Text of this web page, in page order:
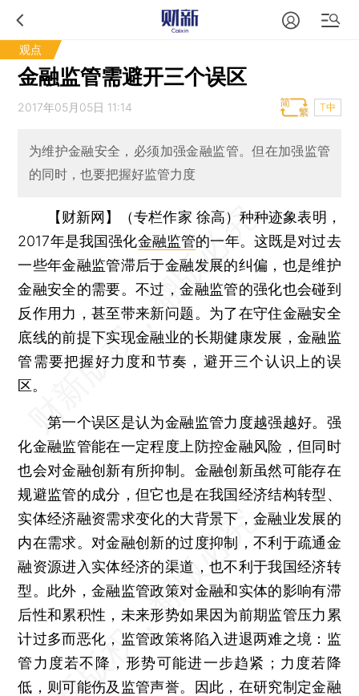
观点
金融监管需避开三个误区
2017年05月05日 11:14 T中
为维护金融安全，必须加强金融监管。但在加强监管
的同时，也要把握好监管力度
【财新网】（专栏作家 徐高）种种迹象表明，
2017年是我国强化金融监管的一年。这既是对过去
一些年金融监管滞后于金融发展的纠偏，也是维护
金融安全的需要。不过，金融监管的强化也会碰到
反作用力，甚至带来新问题。为了在守住金融安全
底线的前提下实现金融业的长期健康发展，金融监
管需要把握好力度和节奏，避开三个认识上的误
区。
第一个误区是认为金融监管力度越强越好。强
化金融监管能在一定程度上防控金融风险，但同时
也会对金融创新有所抑制。金融创新虽然可能存在
规避监管的成分，但它也是在我国经济结构转型、
实体经济融资需求变化的大背景下，金融业发展的
内在需求。对金融创新的过度抑制，不利于疏通金
融资源进入实体经济的渠道，也不利于我国经济转
型。此外，金融监管政策对金融和实体的影响有滞
后性和累积性，未来形势如果因为前期监管压力累
计过多而恶化，监管政策将陷入进退两难之境：监
管力度若不降，形势可能进一步趋紧；力度若降
低，则可能伤及监管声誉。因此，在研究制定金融